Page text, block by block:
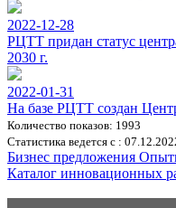
2022-12-28
РЦТТ придан статус
2030 г.
2022-01-31
На базе РЦТТ создан
Количество показов: 1993
Статистика ведется с :
Бизнес предложения
Каталог инновационных